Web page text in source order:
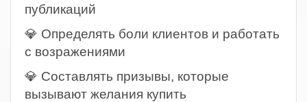
публикаций
💎 Определять боли клиентов и работать
с возражениями
💎 Составлять призывы, которые
вызывают желания купить